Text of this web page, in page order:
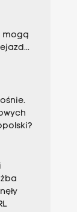
mogą